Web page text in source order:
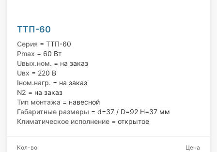
ТТП-60
Серия = ТТП-60
Pmax = 60 Вт
Uвых.ном. = на заказ
Uвх = 220 В
Iном.нагр. = на заказ
N2 = на заказ
Тип монтажа = навесной
Габаритные размеры = d=37 / D=92 H=37 мм
Климатическое исполнение = открытое
Кол-во Цена